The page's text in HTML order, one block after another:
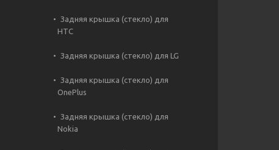
Задняя крышка (стекло) для
HTC
Задняя крышка (стекло) для LG
Задняя крышка (стекло) для
OnePlus
Задняя крышка (стекло) для
Nokia